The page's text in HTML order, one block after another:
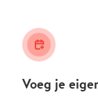
calendar_plus
Voeg je